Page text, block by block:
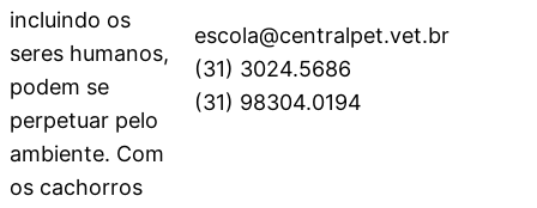
incluindo os
seres humanos,
podem se
perpetuar pelo
ambiente. Com
os cachorros
escola@centralpet.vet.br
(31) 3024.5686
(31) 98304.0194